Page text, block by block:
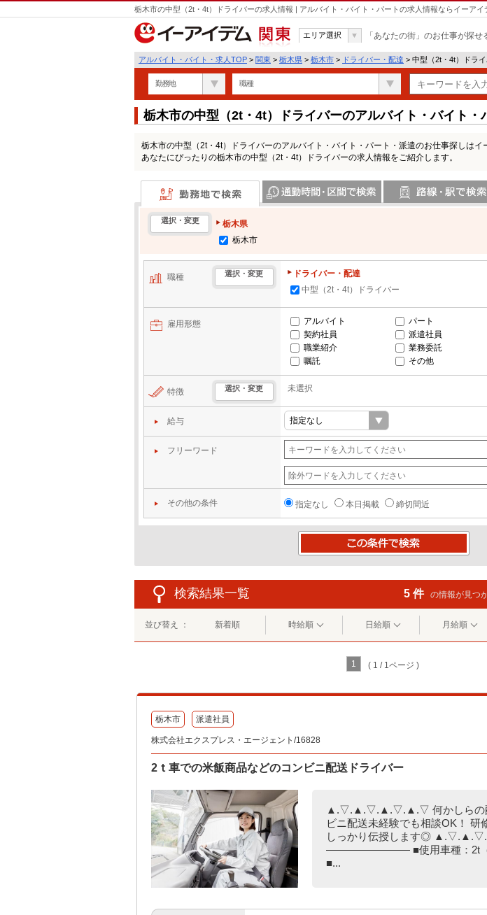
栃木市の中型（2t・4t）ドライバーの求人情報 | アルバイト・バイト・パートの求人情報ならイーアイ
関東
エリア選択 「あなたの街」のお仕事が探せ
アルバイト・バイト・求人TOP > 関東 > 栃木県 > 栃木市 > ドライバー・配達 > 中型（2t・4t）ドラ
勤務地 職種
栃木市の中型（2t・4t）ドライバーのアルバイト・バイト・
栃木市の中型（2t・4t）ドライバーのアルバイト・バイト・パート・派遣のお仕事探しはイ
あなたにぴったりの栃木市の中型（2t・4t）ドライバーの求人情報をご紹介します。
勤務地で検索
選択・変更
栃木県
栃木市
職種 選択・変更
ドライバー・配達
中型（2t・4t）ドライバー
雇用形態 アルバイト パート
契約社員
派遣社員
職業紹介
業務委託
嘱託
その他
特徴 選択・変更 未選択
給与
フリーワード
その他の条件 指定なし 本日掲載 締切間近
検索結果一覧 5 件 の情報が見つ
並び替え ： 新着順 時給順 日給順 月給順
1 ( 1 / 1ページ )
栃木市 派遣社員
株式会社エクスプレス・エージェント/16828
2ｔ車での米飯商品などのコンビニ配送ドライバー
▲.▽.▲.▽.▲.▽.▲.▽ 何かしらの配
ビニ配送未経験でも相談OK！ 研
しっかり伝授します◎
―――――――― ■使用車種：2t（
■...